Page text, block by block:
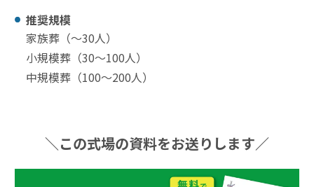
推奨規模
家族葬（〜30⼈）
小規模葬（30〜100⼈）
中規模葬（100〜200⼈）
＼この式場の資料をお送りします／